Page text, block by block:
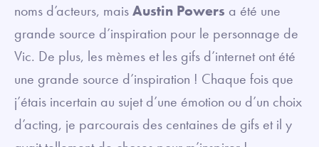
noms d’acteurs, maisAustin Powers a été une
grande source d’inspiration pour le personnage de
Vic. De plus, les mèmes et les gifs d’internet ont été
une grande source d’inspiration ! Chaque fois que
j’étais incertain au sujet d’une émotion ou d’un choix
d’acting, je parcourais des centaines de gifs et il y